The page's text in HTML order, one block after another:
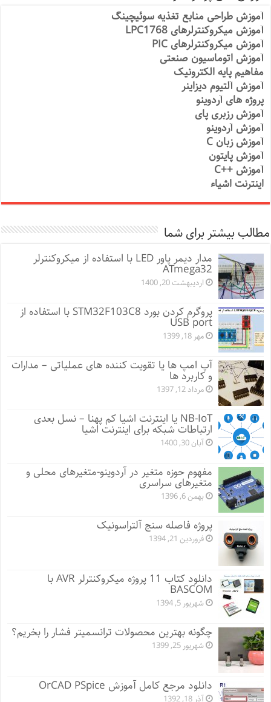
آموزش طراحی منابع تغذیه سوئیچینگ
آموزش میکروکنترلرهای LPC1768
آموزش میکروکنترلرهای PIC
آموزش اتوماسیون صنعتی
مفاهیم پایه الکترونیک
آموزش آلتیوم دیزاینر
پروژه های آردوینو
آموزش رزبری پای
آموزش آردوینو
آموزش زبان C
آموزش پایتون
آموزش ++C
اینترنت اشیاء
مطالب بیشتر برای شما
مدار دیمر پاور LED با استفاده از میکروکنترلر
ATmega32
اردیبهشت 20, 1400
پروگرم کردن بورد STM32F103C8 با استفاده از
USB port
مهر 18, 1399
آپ امپ ها یا تقویت کننده های عملیاتی – مدارات
و کاربرد ها
مرداد 12, 1397
NB-IoT یا اینترنت اشیا کم پهنا – نسل بعدی
ارتباطات شبکه برای اینترنت اشیا
آبان 30, 1400
مفهوم حوزه متغیر در آردوینو-متغیرهای محلی و
متغیرهای سراسری
بهمن 6, 1396
پروژه فاصله سنج آلتراسونیک
فروردین 21, 1394
دانلود کتاب 11 پروژه میکروکنترلر AVR با
BASCOM
شهریور 5, 1394
چگونه بهترین محصولات ترانسمیتر فشار را بخریم؟
شهریور 25, 1399
دانلود مرجع کامل آموزش OrCAD PSpice
آذر 18, 1392